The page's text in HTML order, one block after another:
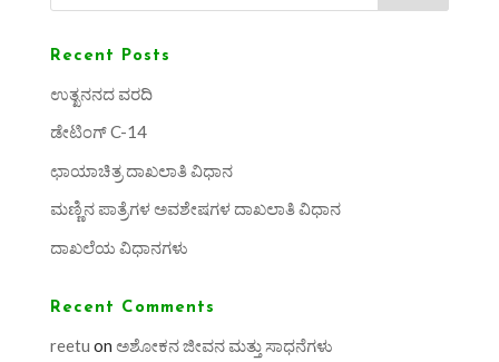
Recent Posts
ಉತ್ಖನನದ ವರದಿ
ಡೇಟಿಂಗ್ C-14
ಛಾಯಾಚಿತ್ರ ದಾಖಲಾತಿ ವಿಧಾನ
ಮಣ್ಣಿನ ಪಾತ್ರೆಗಳ ಅವಶೇಷಗಳ ದಾಖಲಾತಿ ವಿಧಾನ
ದಾಖಲೆಯ ವಿಧಾನಗಳು
Recent Comments
reetu on ಅಶೋಕನ ಜೀವನ ಮತ್ತು ಸಾಧನೆಗಳು